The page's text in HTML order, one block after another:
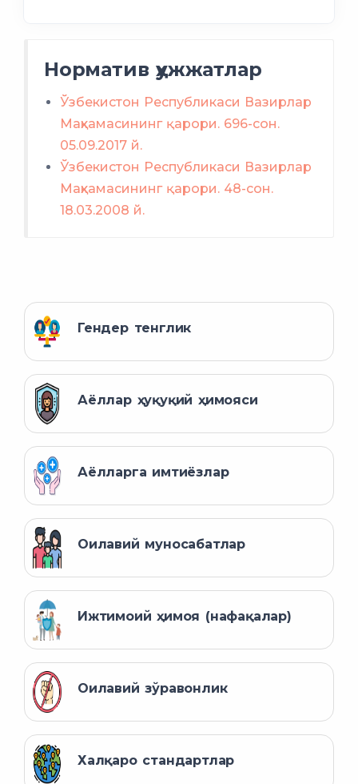
Батафсил ҳаволада.
Норматив ҳужжатлар
Ўзбекистон Республикаси Вазирлар
Маҳкамасининг қарори. 696-сон.
05.09.2017 й.
Ўзбекистон Республикаси Вазирлар
Маҳкамасининг қарори. 48-сон.
18.03.2008 й.
Гендер тенглик
Аёллар ҳуқуқий ҳимояси
Аёлларга имтиёзлар
Оилавий муносабатлар
Ижтимоий ҳимоя (нафақалар)
Оилавий зўравонлик
Халқаро стандартлар